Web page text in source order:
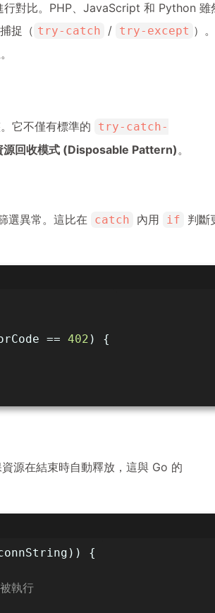
對比。PHP、JavaScript 和 Python 雖
捉（ try-catch / try-except ）。
它不僅有標準的
try-catch-
源回收模式 (Disposable Pattern)。
選異常。這比在 catch 內用 if
判斷
== 402 ) {
源在結束時自動釋放，這與 Go 的
{
執行